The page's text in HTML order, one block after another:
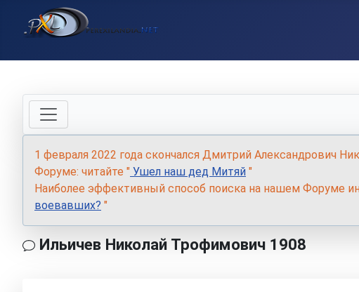
1 февраля 2022 года скончался Дмитрий Александрович
Форуме: читайте " Ушел наш дед Митяй "
Наиболее эффективный способ поиска на нашем Форуме
воевавших? "
Ильичев Николай Трофимович 1908